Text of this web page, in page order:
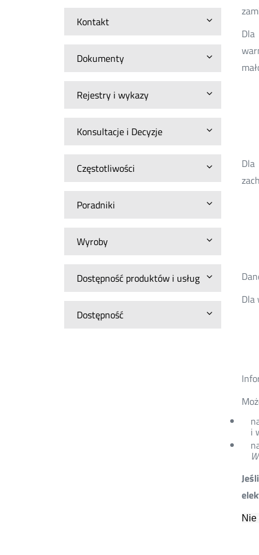
Kontakt
Dokumenty
Rejestry i wykazy
Konsultacje i Decyzje
Częstotliwości
Poradniki
Wyroby
Dostępność produktów i usług
Dostępność
Dla
i
Nie